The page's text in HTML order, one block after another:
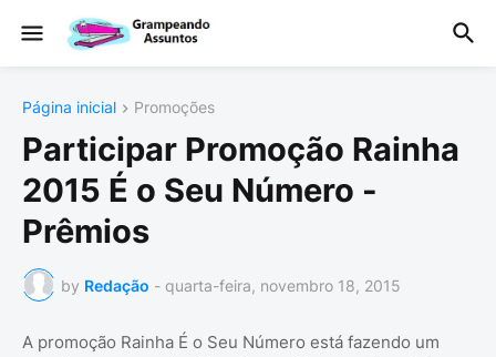
Página inicial Promoções
Participar Promoção Rainha
2015 É o Seu Número -
Prêmios
by Redação - quarta-feira, novembro 18, 2015
A promoção Rainha É o Seu Número está fazendo um